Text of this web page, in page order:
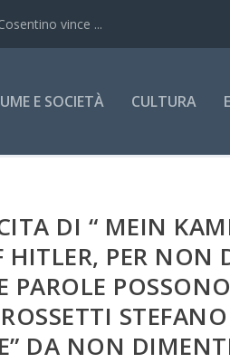
vince ...
E SOCIETÀ CULTURA
DI “ MEIN
PER NON
PAROLE
DA NON